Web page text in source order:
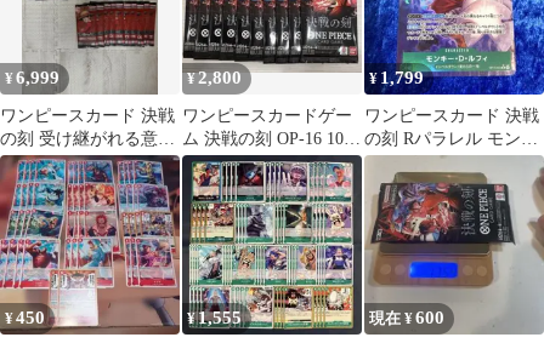
¥6,999
ワンピースカード 決戦
の刻 受け継がれる意志
計24パック
¥2,800
ワンピースカードゲー
ム 決戦の刻 OP-16 10パ
ック
¥ 1,799
ワンピースカード 決戦
の刻 Rパラレル モンキ
ー・D・ルフィ OP16-
034
¥450 ¥1,555 現在 ¥600